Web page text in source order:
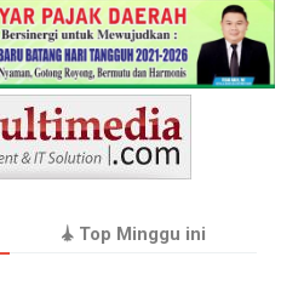
Top Minggu ini